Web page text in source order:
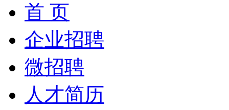
首 页
企业招聘
微招聘
人才简历